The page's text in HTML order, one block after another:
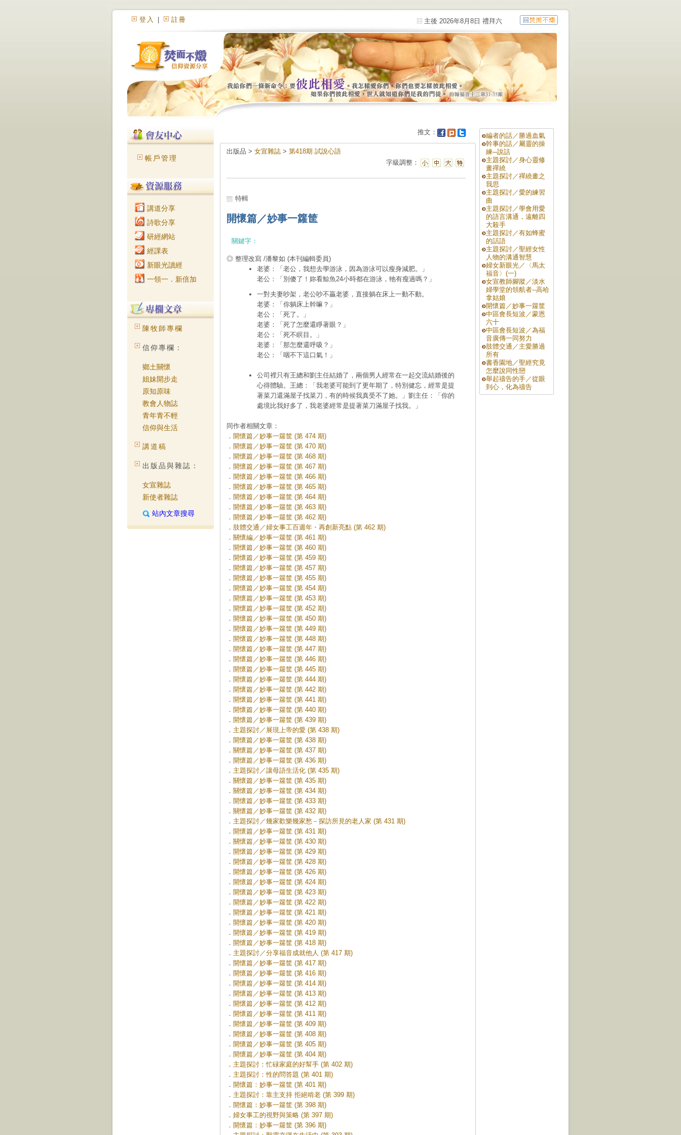
登入 註冊 主後 2026年8月8日 禮拜六
帳戶管理
講道分享
詩歌分享
研經網站
經課表
新眼光讀經
一領一．新倍加
陳牧師專欄
信仰專欄：
鄉土關懷
姐妹開步走
原知原味
教會人物誌
青年青不輕
信仰與生活
講道稿
出版品與雜誌：
女宣雜誌
新使者雜誌
站內文章搜尋
推文：
出版品 > 女宣雜誌 > 第418期 試說心語
字級調整：
特輯
開懷篇／妙事一籮筐
關鍵字：
◎ 整理改寫 /潘黎如 (本刊編輯委員)
老婆：「老公，我想去學游泳，因為游泳可以瘦身減肥。」
老公：「別傻了！妳看鯨魚24小時都在游泳，牠有瘦過嗎？」
一對夫妻吵架，老公吵不贏老婆，直接躺在床上一動不動。
老婆：「你躺床上幹嘛？」
老公：「死了。」
老婆：「死了怎麼還睜著眼？」
老公：「死不瞑目。」
老婆：「那怎麼還呼吸？」
老公：「咽不下這口氣！」
公司裡只有王總和劉主任結婚了，兩個男人經常在一起交流結婚後的
心得體驗。王總：「我老婆可能到了更年期了，特別健忘，經常是提
著菜刀還滿屋子找菜刀，有的時候我真受不了她。」劉主任：「你的
處境比我好多了，我老婆經常是提著菜刀滿屋子找我。」
同作者相關文章：
． 開懷篇／妙事一籮筐 (第 474 期)
． 開懷篇／妙事一籮筐 (第 470 期)
． 開懷篇／妙事一籮筐 (第 468 期)
． 開懷篇／妙事一籮筐 (第 467 期)
． 開懷篇／妙事一籮筐 (第 466 期)
． 開懷篇／妙事一籮筐 (第 465 期)
． 開懷篇／妙事一籮筐 (第 464 期)
． 開懷篇／妙事一籮筐 (第 463 期)
． 開懷篇／妙事一籮筐 (第 462 期)
． 肢體交通／婦女事工百週年・再創新亮點 (第 462 期)
． 關懷編／妙事一籮筐 (第 461 期)
． 開懷篇／妙事一籮筐 (第 460 期)
． 開懷篇／妙事一籮筐 (第 459 期)
． 開懷篇／妙事一籮筐 (第 457 期)
． 開懷篇／妙事一籮筐 (第 455 期)
． 開懷篇／妙事一籮筐 (第 454 期)
． 開懷篇／妙事一籮筐 (第 453 期)
． 開懷篇／妙事一籮筐 (第 452 期)
． 開懷篇／妙事一籮筐 (第 450 期)
． 開懷篇／妙事一籮筐 (第 449 期)
． 開懷篇／妙事一籮筐 (第 448 期)
． 開懷篇／妙事一籮筐 (第 447 期)
． 開懷篇／妙事一籮筐 (第 446 期)
． 開懷篇／妙事一籮筐 (第 445 期)
． 開懷篇／妙事一籮筐 (第 444 期)
． 開懷篇／妙事一籮筐 (第 442 期)
． 開懷篇／妙事一籮筐 (第 441 期)
． 開懷篇／妙事一籮筐 (第 440 期)
． 開懷篇／妙事一籮筐 (第 439 期)
． 主題探討／展現上帝的愛 (第 438 期)
． 開懷篇／妙事一籮筐 (第 438 期)
． 關懷篇／妙事一籮筐 (第 437 期)
． 開懷篇／妙事一籮筐 (第 436 期)
． 主題探討／讓母語生活化 (第 435 期)
． 關懷篇／妙事一籮筐 (第 435 期)
． 關懷篇／妙事一籮筐 (第 434 期)
． 開懷篇／妙事一籮筐 (第 433 期)
． 關懷篇／妙事一籮筐 (第 432 期)
． 主題探討／幾家歡樂幾家愁－探訪所見的老人家 (第 431 期)
． 開懷篇／妙事一籮筐 (第 431 期)
． 關懷篇／妙事一籮筐 (第 430 期)
． 開懷篇／妙事一籮筐 (第 429 期)
． 開懷篇／妙事一籮筐 (第 428 期)
． 開懷篇／妙事一籮筐 (第 426 期)
． 開懷篇／妙事一籮筐 (第 424 期)
． 開懷篇／妙事一籮筐 (第 423 期)
． 開懷篇／妙事一籮筐 (第 422 期)
． 開懷篇／妙事一籮筐 (第 421 期)
． 開懷篇／妙事一籮筐 (第 420 期)
． 開懷篇／妙事一籮筐 (第 419 期)
． 開懷篇／妙事一籮筐 (第 418 期)
． 主題探討／分享福音成就他人 (第 417 期)
． 開懷篇／妙事一籮筐 (第 417 期)
． 開懷篇／妙事一籮筐 (第 416 期)
． 開懷篇／妙事一籮筐 (第 414 期)
． 開懷篇／妙事一籮筐 (第 413 期)
． 開懷篇／妙事一籮筐 (第 412 期)
． 開懷篇／妙事一籮筐 (第 411 期)
． 開懷篇／妙事一籮筐 (第 409 期)
． 開懷篇／妙事一籮筐 (第 408 期)
． 開懷篇／妙事一籮筐 (第 405 期)
． 開懷篇／妙事一籮筐 (第 404 期)
． 主題探討：忙碌家庭的好幫手 (第 402 期)
． 主題探討：性的問答題 (第 401 期)
． 開懷篇：妙事一籮筐 (第 401 期)
． 主題探討：靠主支持 拒絕啃老 (第 399 期)
． 開懷篇：妙事一籮筐 (第 398 期)
． 婦女事工的視野與策略 (第 397 期)
． 開懷篇：妙事一籮筐 (第 396 期)
編者的話／勝過血氣
幹事的話／屬靈的操
練─說話
主題探討／身心靈修
畫禪繞
主題探討／禪繞畫之
我思
主題探討／愛的練習
曲
主題探討／學會用愛
的語言溝通，遠離四
大殺手
主題探討／有如蜂蜜
的話語
主題探討／聖經女性
人物的溝通智慧
婦女新眼光／〈馬太
福音〉(一)
女宣教師腳蹤／淡水
婦學堂的領航者--高哈
拿姑娘
開懷篇／妙事一籮筐
中區會長短波／蒙恩
六十
中區會長短波／為福
音廣傳一同努力
肢體交通／主愛勝過
所有
書香園地／聖經究竟
怎麼說同性戀
舉起禱告的手／從眼
到心，化為禱告